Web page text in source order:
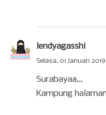
lendyagasshi
Selasa, 01 Januari
Surabayaa...
Kampung